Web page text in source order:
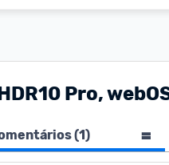
Pro,
(1)